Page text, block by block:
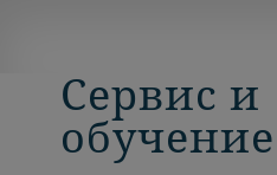
Сервис и
обучение